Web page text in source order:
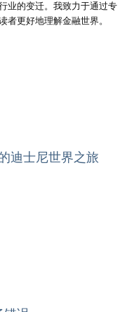
业的变迁。我致力于通过专
者更好地理解金融世界。
迪士尼世界之旅